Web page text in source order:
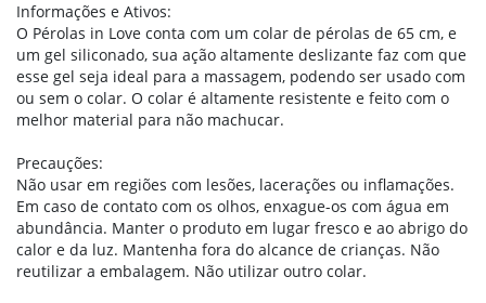
Informações e Ativos:
O Pérolas in Love conta com um colar de pérolas de 65 cm, e
um gel siliconado, sua ação altamente deslizante faz com que
esse gel seja ideal para a massagem, podendo ser usado com
ou sem o colar. O colar é altamente resistente e feito com o
melhor material para não machucar.
Precauções:
Não usar em regiões com lesões, lacerações ou inflamações.
Em caso de contato com os olhos, enxague-os com água em
abundância. Manter o produto em lugar fresco e ao abrigo do
calor e da luz. Mantenha fora do alcance de crianças. Não
reutilizar a embalagem. Não utilizar outro colar.